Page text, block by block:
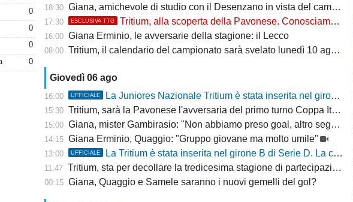
0
0
0
0
18:30 Giana, amichevole di studio con il Desenzano in vista del campionato
17:30 ESCLUSIVA TTG Tritium, alla scoperta della Pavonese. Conosciamo l'avversaria in Coppa Italia
16:00 Giana Erminio, le avversarie della stagione: il Lecco
08:00 Tritium, il calendario del campionato sarà svelato lunedì 10 agosto
Giovedì 06 ago
16:00 UFFICIALE La Juniores Nazionale Tritium è stata inserita nel girone C
15:30 Tritium, sarà la Pavonese l'avversaria del primo turno Coppa Italia Serie D
15:00 Giana, mister Gambirasio: "Non abbiamo preso goal, altro segnale positivo"
14:15 Giana Erminio, Quaggio: "Gruppo giovane ma molto umile"
13:00 UFFICIALE La Tritium è stata inserita nel girone B di Serie D. La composizione delle squadre per la stagione 2026/27
11:47 Tritium, sta per decollare la tredicesima stagione di partecipazione alla D
00:15 Giana, Quaggio e Samele saranno i nuovi gemelli del gol?